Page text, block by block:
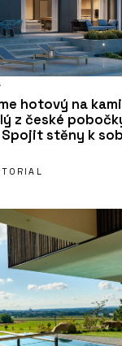
hotový na
z české
stěny k